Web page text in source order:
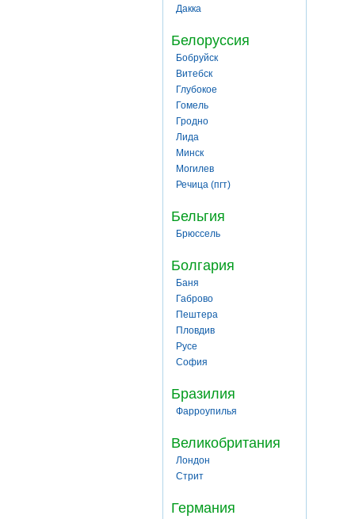
Дакка
Белоруссия
Бобруйск
Витебск
Глубокое
Гомель
Гродно
Лида
Минск
Могилев
Речица (пгт)
Бельгия
Брюссель
Болгария
Баня
Габрово
Пештера
Пловдив
Русе
София
Бразилия
Фарроупилья
Великобритания
Лондон
Стрит
Германия